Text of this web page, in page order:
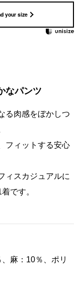
your size
なパンツ
る肉感をぼかしつ
フィットする安心
ィスカジュアルに
です。
麻：10％、ポリ